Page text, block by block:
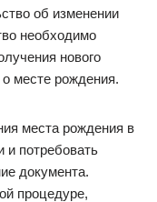
об изменении
необходимо
нового
месте рождения.
места рождения в
и потребовать
документа.
процедуре,